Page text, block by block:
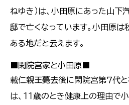
ねゆき）は、小田原にあった山下
邸で亡くなっています。小田原
ある地だと云えます。
■閑院宮家と小田原■
載仁親王薨去後に閑院宮第７代と
は、１１歳のとき健康上の理由で